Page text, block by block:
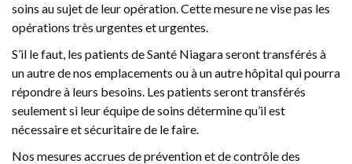
soins au sujet de leur opération. Cette mesure ne vise pas les
opérations très urgentes et urgentes.
S’il le faut, les patients de Santé Niagara seront transférés à
un autre de nos emplacements ou à un autre hôpital qui pourra
répondre à leurs besoins. Les patients seront transférés
seulement si leur équipe de soins détermine qu’il est
nécessaire et sécuritaire de le faire.
Nos mesures accrues de prévention et de contrôle des